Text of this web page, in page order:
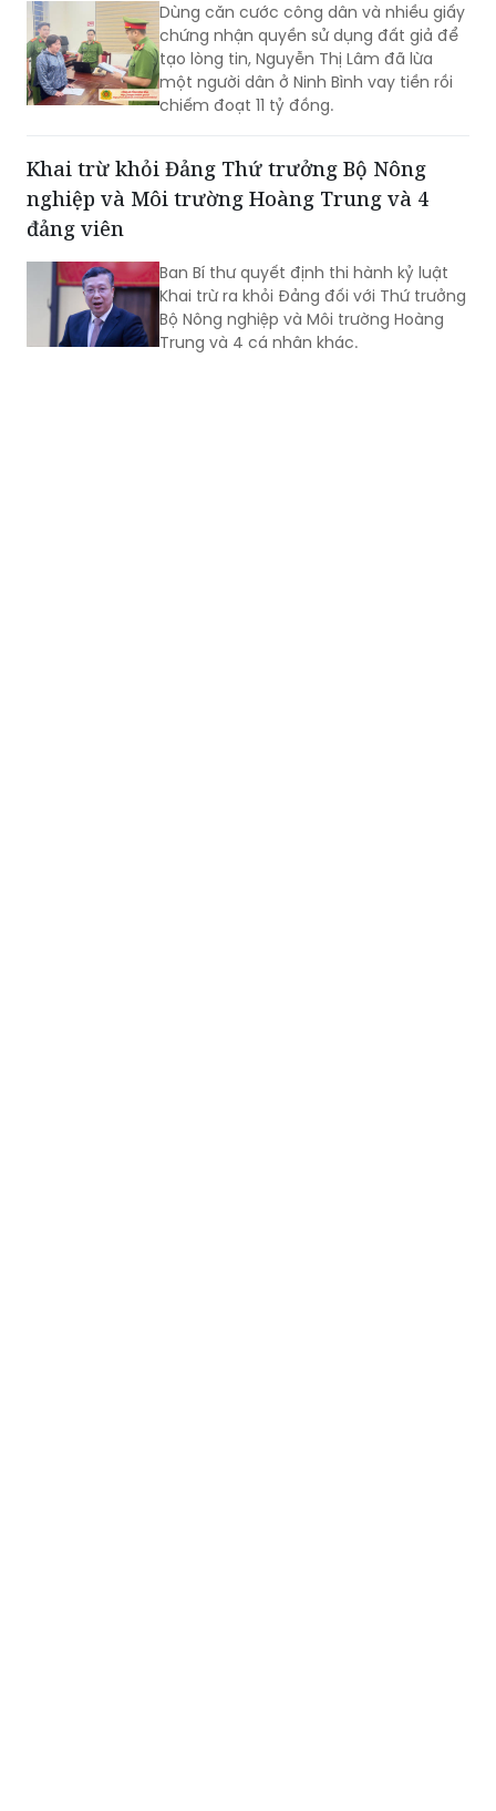
Dùng căn cước công dân và nhiều giấy
chứng nhận quyền sử dụng đất giả để
tạo lòng tin, Nguyễn Thị Lâm đã lừa
một người dân ở Ninh Bình vay tiền rồi
chiếm đoạt 11 tỷ đồng.
Khai trừ khỏi Đảng Thứ trưởng Bộ Nông
nghiệp và Môi trường Hoàng Trung và 4
đảng viên
Ban Bí thư quyết định thi hành kỷ luật
Khai trừ ra khỏi Đảng đối với Thứ trưởng
Bộ Nông nghiệp và Môi trường Hoàng
Trung và 4 cá nhân khác.